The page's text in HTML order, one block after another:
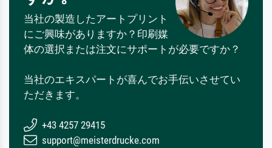
当社の製造したアートプリント
にご興味がありますか？印刷媒
体の選択または注文にサポートが必要ですか？
当社のエキスパートが喜んでお手伝いさせてい
ただきます。
+43 4257 29415
support@meisterdrucke.com